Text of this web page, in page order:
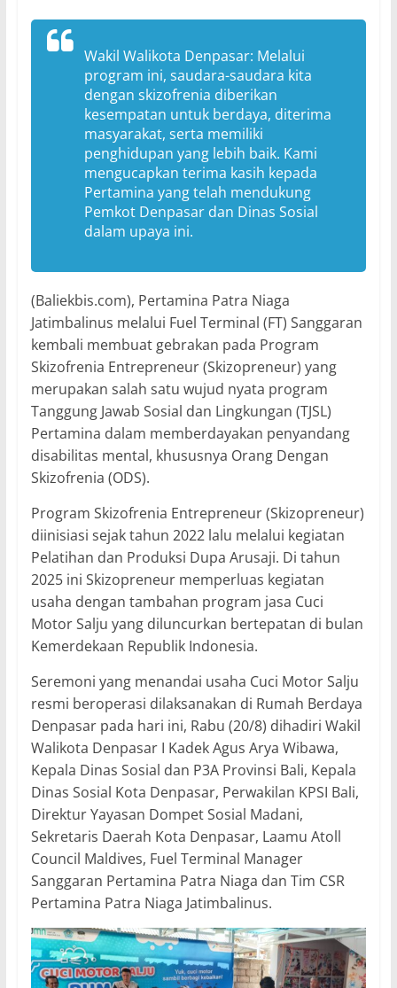
Wakil Walikota Denpasar: Melalui
program ini, saudara-saudara kita
dengan skizofrenia diberikan
kesempatan untuk berdaya, diterima
masyarakat, serta memiliki
penghidupan yang lebih baik. Kami
mengucapkan terima kasih kepada
Pertamina yang telah mendukung
Pemkot Denpasar dan Dinas Sosial
dalam upaya ini.
(Baliekbis.com), Pertamina Patra Niaga
Jatimbalinus melalui Fuel Terminal (FT) Sanggaran
kembali membuat gebrakan pada Program
Skizofrenia Entrepreneur (Skizopreneur) yang
merupakan salah satu wujud nyata program
Tanggung Jawab Sosial dan Lingkungan (TJSL)
Pertamina dalam memberdayakan penyandang
disabilitas mental, khususnya Orang Dengan
Skizofrenia (ODS).
Program Skizofrenia Entrepreneur (Skizopreneur)
diinisiasi sejak tahun 2022 lalu melalui kegiatan
Pelatihan dan Produksi Dupa Arusaji. Di tahun
2025 ini Skizopreneur memperluas kegiatan
usaha dengan tambahan program jasa Cuci
Motor Salju yang diluncurkan bertepatan di bulan
Kemerdekaan Republik Indonesia.
Seremoni yang menandai usaha Cuci Motor Salju
resmi beroperasi dilaksanakan di Rumah Berdaya
Denpasar pada hari ini, Rabu (20/8) dihadiri Wakil
Walikota Denpasar I Kadek Agus Arya Wibawa,
Kepala Dinas Sosial dan P3A Provinsi Bali, Kepala
Dinas Sosial Kota Denpasar, Perwakilan KPSI Bali,
Direktur Yayasan Dompet Sosial Madani,
Sekretaris Daerah Kota Denpasar, Laamu Atoll
Council Maldives, Fuel Terminal Manager
Sanggaran Pertamina Patra Niaga dan Tim CSR
Pertamina Patra Niaga Jatimbalinus.